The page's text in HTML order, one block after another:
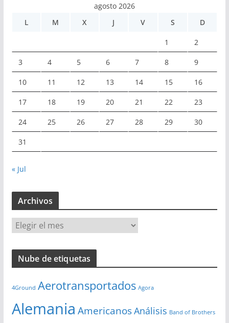
agosto 2026
L
M X J V S D
1 2
3 4 5 6 7 8 9
10 11 12 13 14 15 16
17 18 19 20 21 22 23
24 25 26 27 28 29 30
31
« Jul
Archivos
r
c
v
s
Nube de etiquetas
4Ground Aerotransportados Agora
Alemania AmericanosAnálisis Band of Brothers